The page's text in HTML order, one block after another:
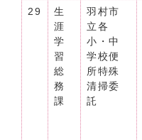
29
生
涯
学
習
総
務
課
羽村市
立各
小・中
学校便
所特殊
清掃委
託